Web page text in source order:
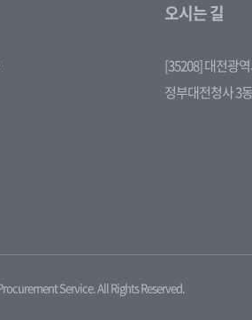
오시는 길
[35208] 대전광
정부대전청사 3동
Service. All Rights Reserved.